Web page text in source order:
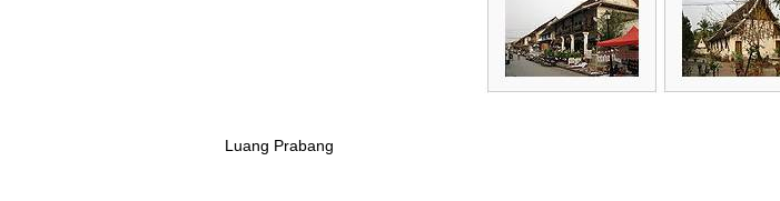
Luang Prabang